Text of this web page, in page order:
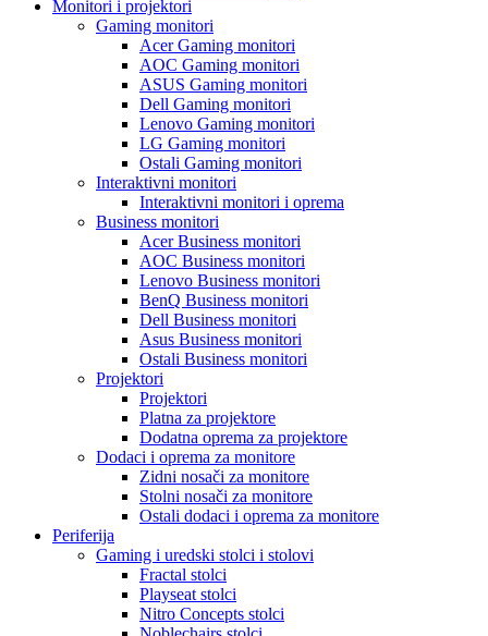
Monitori i projektori
Gaming monitori
Acer Gaming monitori
AOC Gaming monitori
ASUS Gaming monitori
Dell Gaming monitori
Lenovo Gaming monitori
LG Gaming monitori
Ostali Gaming monitori
Interaktivni monitori
Interaktivni monitori i oprema
Business monitori
Acer Business monitori
AOC Business monitori
Lenovo Business monitori
BenQ Business monitori
Dell Business monitori
Asus Business monitori
Ostali Business monitori
Projektori
Projektori
Platna za projektore
Dodatna oprema za projektore
Dodaci i oprema za monitore
Zidni nosači za monitore
Stolni nosači za monitore
Ostali dodaci i oprema za monitore
Periferija
Gaming i uredski stolci i stolovi
Fractal stolci
Playseat stolci
Nitro Concepts stolci